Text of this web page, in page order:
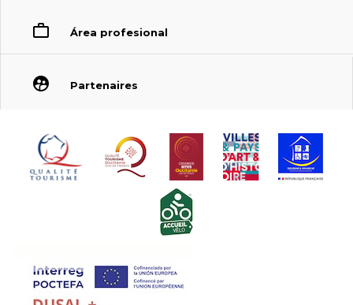
Área profesional
Partenaires